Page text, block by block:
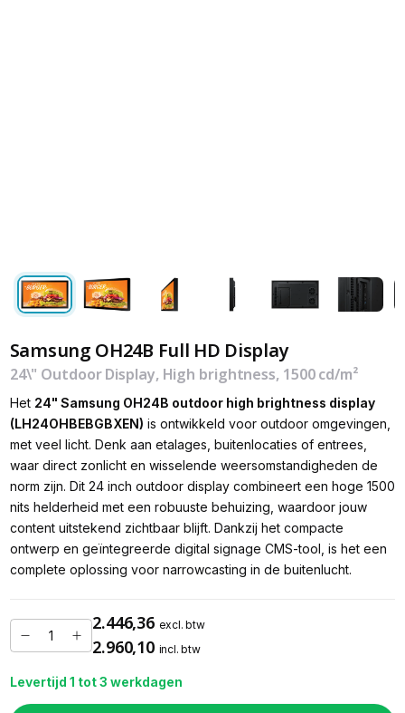
Samsung OH24B Full HD Display
24\" Outdoor Display, High brightness, 1500 cd/m²
Het 24" Samsung OH24B outdoor high brightness display
(LH24OHBEBGBXEN) is ontwikkeld voor outdoor omgevingen,
met veel licht. Denk aan etalages, buitenlocaties of entrees,
waar direct zonlicht en wisselende weersomstandigheden de
norm zijn. Dit 24 inch outdoor display combineert een hoge 1500
nits helderheid met een robuuste behuizing, waardoor jouw
content uitstekend zichtbaar blijft. Dankzij het compacte
ontwerp en geïntegreerde digital signage CMS-tool, is het een
complete oplossing voor narrowcasting in de buitenlucht.
2.446,36 excl. btw
2.960,10 incl. btw
Levertijd 1 tot 3 werkdagen